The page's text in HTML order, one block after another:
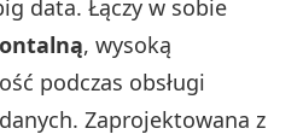
data. Łączy w sobie
, wysoką
podczas obsługi
Zaprojektowana z